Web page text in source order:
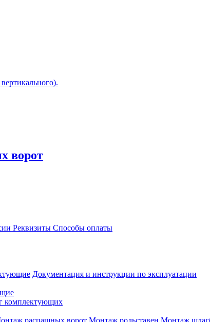
ворот
Реквизиты Способы оплаты
Документация и инструкции по эксплуатации
комплектующих
распашных ворот Монтаж рольставен Монтаж